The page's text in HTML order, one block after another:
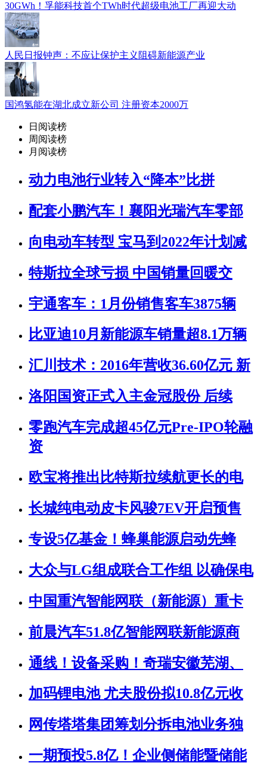
30GWh！孚能科技首个TWh时代超级电池工厂再迎大动
人民日报钟声：不应让保护主义阻碍新能源产业
国鸿氢能在湖北成立新公司 注册资本2000万
日阅读榜
周阅读榜
月阅读榜
动力电池行业转入“降本”比拼
配套小鹏汽车！襄阳光瑞汽车零部
向电动车转型 宝马到2022年计划减
特斯拉全球亏损 中国销量回暖交
宇通客车：1月份销售客车3875辆
比亚迪10月新能源车销量超8.1万辆
汇川技术：2016年营收36.60亿元 新
洛阳国资正式入主金冠股份 后续
零跑汽车完成超45亿元Pre-IPO轮融
资
欧宝将推出比特斯拉续航更长的电
长城纯电动皮卡风骏7EV开启预售
专设5亿基金！蜂巢能源启动先蜂
大众与LG组成联合工作组 以确保电
中国重汽智能网联（新能源）重卡
前晨汽车51.8亿智能网联新能源商
通线！设备采购！奇瑞安徽芜湖、
加码锂电池 尤夫股份拟10.8亿元收
网传塔塔集团筹划分拆电池业务独
一期预投5.8亿！企业侧储能暨储能